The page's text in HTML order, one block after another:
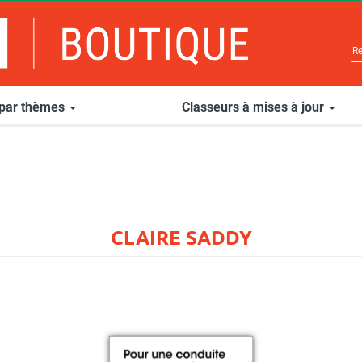
thèmes Classeurs à mises à jour
CLAIRE SADDY